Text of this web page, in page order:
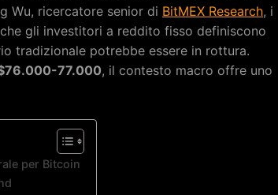
Wu, ricercatore senior di BitMEX Research, i
gli investitori a reddito fisso definiscono
tradizionale potrebbe essere in rottura.
77.000, il contesto macro offre uno
per Bitcoin